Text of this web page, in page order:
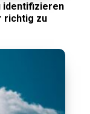
identifizieren
richtig zu